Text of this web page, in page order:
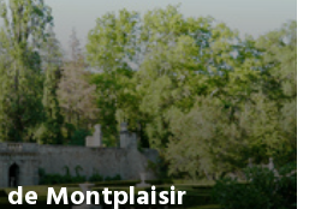
de Montplaisir